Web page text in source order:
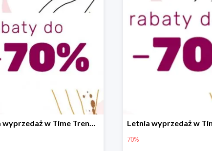
Letnia wyprzedaż w Time Trend do -70%
70%